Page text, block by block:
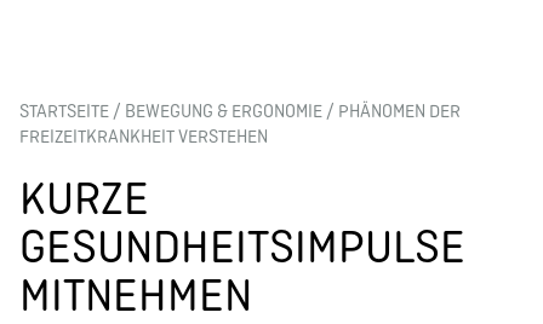
STARTSEITE / BEWEGUNG & ERGONOMIE / PHÄNOMEN DER
FREIZEITKRANKHEIT VERSTEHEN
KURZE
GESUNDHEITSIMPULSE
MITNEHMEN